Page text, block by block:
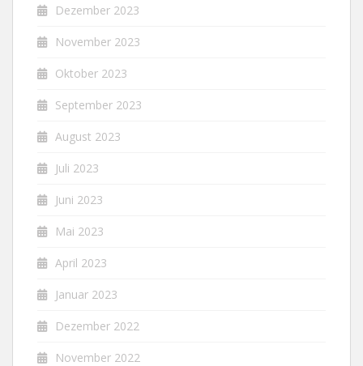
Dezember 2023
November 2023
Oktober 2023
September 2023
August 2023
Juli 2023
Juni 2023
Mai 2023
April 2023
Januar 2023
Dezember 2022
November 2022